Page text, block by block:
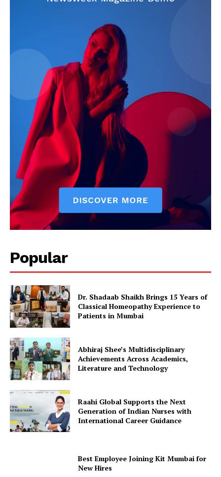
Popular
Dr. Shadaab Shaikh Brings 15 Years of
Classical Homeopathy Experience to
Patients in Mumbai
Abhiraj Shee’s Multidisciplinary
Achievements Across Academics,
Literature and Technology
Raahi Global Supports the Next
Generation of Indian Nurses with
International Career Guidance
Best Employee Joining Kit Mumbai for
New Hires